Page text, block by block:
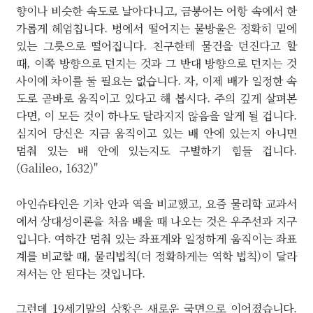
향이나 비슷한 속도로 날아다니고, 금붕어는 어항 속에서 한
가롭게 헤엄칩니다. 병에서 떨어지는 물방울은 정확히 밑에
있는 그릇으로 떨어집니다. 친구한테 물건을 던진다고 할
때, 이쪽 방향으로 던지는 것과 그 반대 방향으로 던지는 것
사이에 차이를 둘 필요는 없습니다. 자, 이제 배가 일정한 속
도로 곧바로 움직이고 있다고 해 봅시다. 주의 깊게 살펴본
다면, 이 모든 것이 하나도 달라지지 않음을 알게 될 겁니다.
심지어 당신은 지금 움직이고 있는 배 안에 있는지 아니면
멈춰 있는 배 안에 있는지도 구별하기 힘들 겁니다.
(Galileo, 1632)"
아인슈타인은 기차 안과 역을 비교했고, 요즘 물리학 교과서
에서 상대성이론을 처음 배울 때 나오는 것은 우주선과 지구
입니다. 여하간 멈춰 있는 좌표계와 일정하게 움직이는 좌표
계를 비교할 때, 물리법칙(더 정확하게는 역학 법칙)이 달라
져서는 안 된다는 것입니다.
그런데 19세기말의 상황은 새로운 국면으로 이어졌습니다.